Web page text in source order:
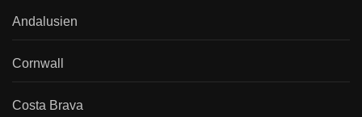
Andalusien
Cornwall
Costa Brava